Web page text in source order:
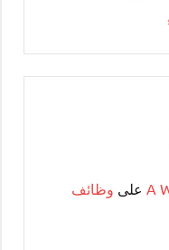
A على وظائف